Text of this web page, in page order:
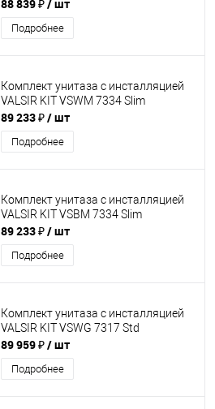
88 839 ₽/ шт
Подробнее
Комплект унитаза с инсталляцией
VALSIR KIT VSWM 7334 Slim
89 233 ₽/ шт
Подробнее
Комплект унитаза с инсталляцией
VALSIR KIT VSBM 7334 Slim
89 233 ₽/ шт
Подробнее
Комплект унитаза с инсталляцией
VALSIR KIT VSWG 7317 Std
89 959 ₽/ шт
Подробнее